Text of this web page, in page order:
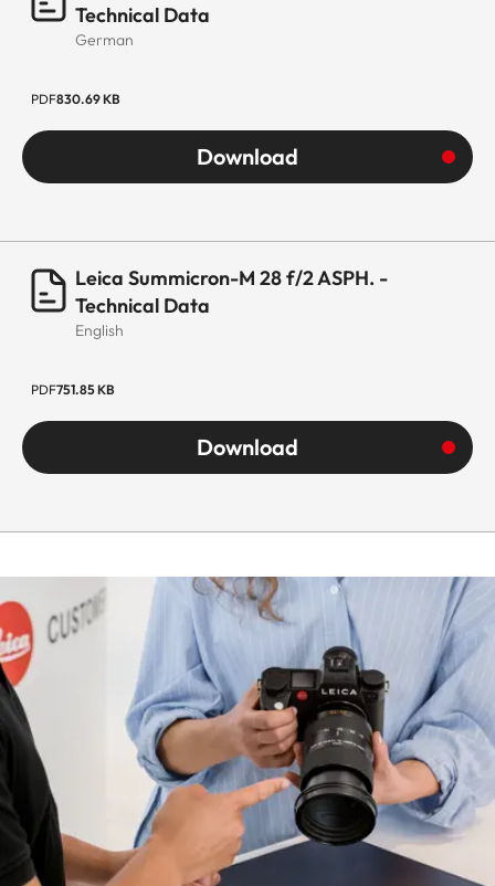
Technical Data
German
PDF830.69 KB
Download
Leica Summicron-M 28 f/2 ASPH. -
Technical Data
English
PDF751.85 KB
Download